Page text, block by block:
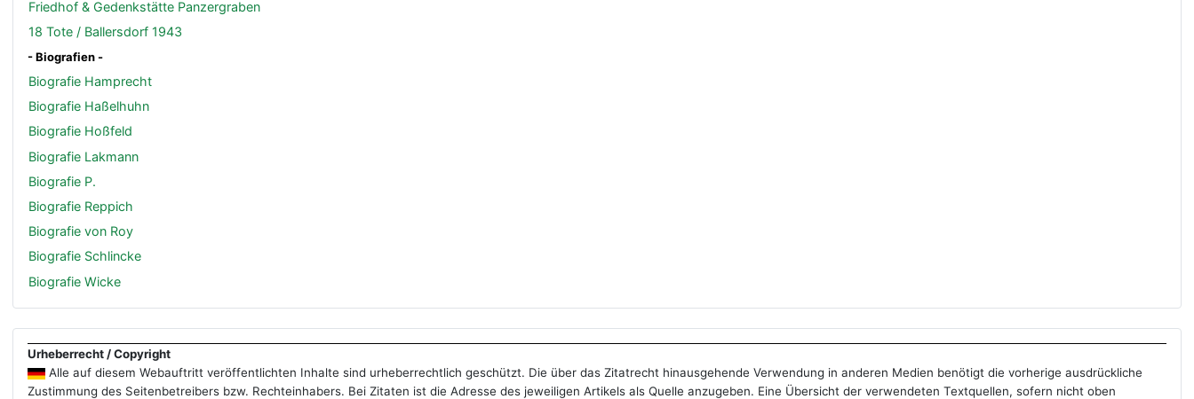
Friedhof & Gedenkstätte Panzergraben
18 Tote / Ballersdorf 1943
- Biografien -
Biografie Hamprecht
Biografie Haßelhuhn
Biografie Hoßfeld
Biografie Lakmann
Biografie P.
Biografie Reppich
Biografie von Roy
Biografie Schlincke
Biografie Wicke
Urheberrecht / Copyright
Alle auf diesem Webauftritt veröffentlichten Inhalte sind urheberrechtlich geschützt. Die über das Zitatrecht hinausgehende Verwendung in anderen Medien benötigt die vorherige ausdrückliche
Zustimmung des Seitenbetreibers bzw. Rechteinhabers. Bei Zitaten ist die Adresse des jeweiligen Artikels als Quelle anzugeben. Eine Übersicht der verwendeten Textquellen, sofern nicht oben